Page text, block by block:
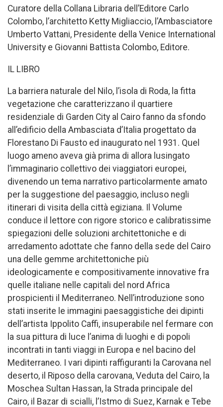
Curatore della Collana Libraria dell’Editore Carlo
Colombo, l’architetto Ketty Migliaccio, l’Ambasciatore
Umberto Vattani, Presidente della Venice International
University e Giovanni Battista Colombo, Editore.
IL LIBRO
La barriera naturale del Nilo, l’isola di Roda, la fitta
vegetazione che caratterizzano il quartiere
residenziale di Garden City al Cairo fanno da sfondo
all’edificio della Ambasciata d’Italia progettato da
Florestano Di Fausto ed inaugurato nel 1931. Quel
luogo ameno aveva già prima di allora lusingato
l’immaginario collettivo dei viaggiatori europei,
divenendo un tema narrativo particolarmente amato
per la suggestione del paesaggio, incluso negli
itinerari di visita della città egiziana. Il Volume
conduce il lettore con rigore storico e calibratissime
spiegazioni delle soluzioni architettoniche e di
arredamento adottate che fanno della sede del Cairo
una delle gemme architettoniche più
ideologicamente e compositivamente innovative fra
quelle italiane nelle capitali del nord Africa
prospicienti il Mediterraneo. Nell’introduzione sono
stati inserite le immagini paesaggistiche dei dipinti
dell’artista Ippolito Caffi, insuperabile nel fermare con
la sua pittura di luce l’anima di luoghi e di popoli
incontrati in tanti viaggi in Europa e nel bacino del
Mediterraneo. I vari dipinti raffiguranti la Carovana nel
deserto, il Riposo della carovana, Veduta del Cairo, la
Moschea Sultan Hassan, la Strada principale del
Cairo, il Bazar di scialli, l’Istmo di Suez, Karnak e Tebe